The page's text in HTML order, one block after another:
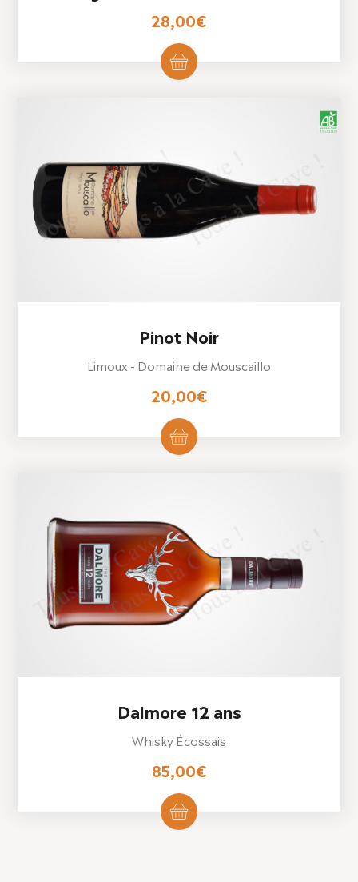
28,00€
Pinot Noir
Limoux - Domaine de Mouscaillo
20,00€
Dalmore 12 ans
Whisky Écossais
85,00€